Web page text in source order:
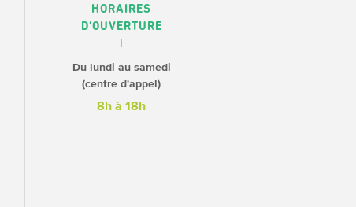
HORAIRES
D'OUVERTURE
Du lundi au samedi
(centre d'appel)
8h à 18h